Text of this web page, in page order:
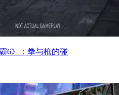
6》：拳与枪的碰